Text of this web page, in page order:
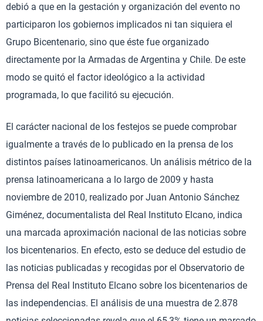
debió a que en la gestación y organización del evento no
participaron los gobiernos implicados ni tan siquiera el
Grupo Bicentenario, sino que éste fue organizado
directamente por la Armadas de Argentina y Chile. De este
modo se quitó el factor ideológico a la actividad
programada, lo que facilitó su ejecución.
El carácter nacional de los festejos se puede comprobar
igualmente a través de lo publicado en la prensa de los
distintos países latinoamericanos. Un análisis métrico de la
prensa latinoamericana a lo largo de 2009 y hasta
noviembre de 2010, realizado por Juan Antonio Sánchez
Giménez, documentalista del Real Instituto Elcano, indica
una marcada aproximación nacional de las noticias sobre
los bicentenarios. En efecto, esto se deduce del estudio de
las noticias publicadas y recogidas por el Observatorio de
Prensa del Real Instituto Elcano sobre los bicentenarios de
las independencias. El análisis de una muestra de 2.878